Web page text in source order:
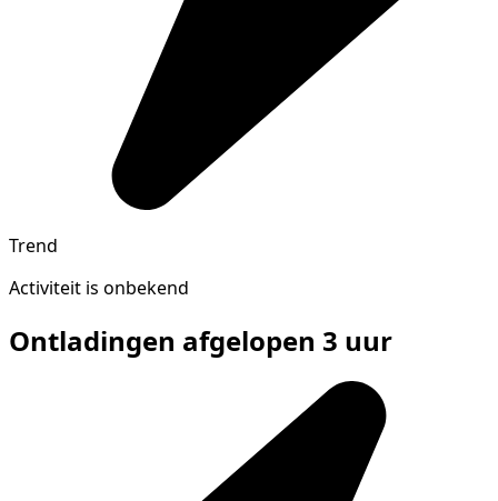
Trend
Activiteit is onbekend
Ontladingen afgelopen 3 uur